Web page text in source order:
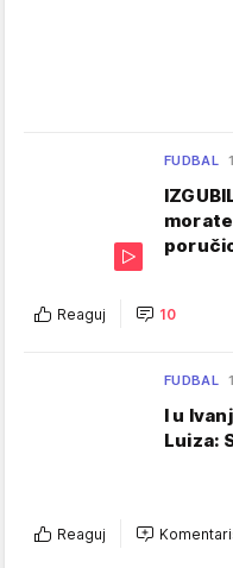
FUDBAL
Reaguj 10
FUDBAL
I u
Luiza:
Reaguj